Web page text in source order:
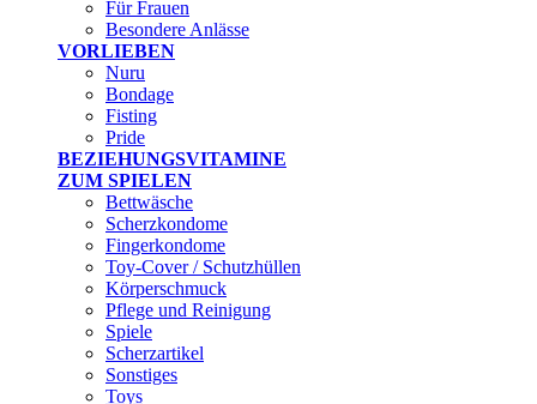
Für Frauen
Besondere Anlässe
VORLIEBEN
Nuru
Bondage
Fisting
Pride
BEZIEHUNGSVITAMINE
ZUM SPIELEN
Bettwäsche
Scherzkondome
Fingerkondome
Toy-Cover / Schutzhüllen
Körperschmuck
Pflege und Reinigung
Spiele
Scherzartikel
Sonstiges
Toys